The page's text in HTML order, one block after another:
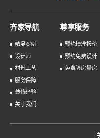
齐家导航
精品案例
设计师
材料工艺
服务保障
装修经验
关于我们
尊享服务
预约精准报价
预约免费设计
免费验房量房